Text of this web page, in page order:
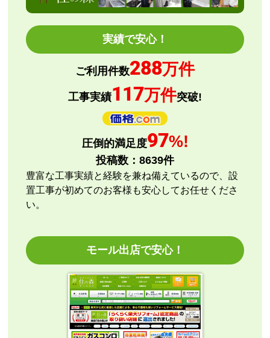
はい
予定の期日までに商品が届きましたか？
商品の梱包は必要十分なものでしたか？
またこのショップを利用したいですか？
【注文商品】エアコン・クーラー 【注文
時期】2026年08月頃
【このショップを選んだ理由は？】
評価と価格
【その他感想・コメント】
エアコン本体の購入のみ（工事無し）でしたが、連絡
も早く安心して購入できました。
こちらの都合で、最短でお届けいただくようご依頼。
施工業者への連絡の都合上、何度かメールをさせてい
ただきましたが、連絡も早く安心して購入させていた
実績で安心！
ご利用件数288万件
工事実績117万件突破!
圧倒的満足度97%!
投稿数： 8639件
豊富な工事実績と経験を兼ね備えているので、設
置工事が初めてのお客様も安心してお任せくださ
い。
モール出店で安心！